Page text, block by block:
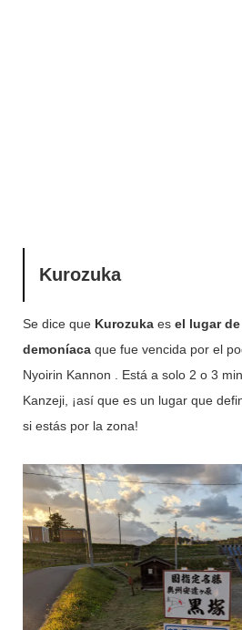
Kurozuka
Se dice que Kurozukaes el lugar
demoníacaque fue vencida por el
Nyoirin Kannon . Está a solo 2 o 3
Kanzeji, ¡así que es un lugar que
si estás por la zona!